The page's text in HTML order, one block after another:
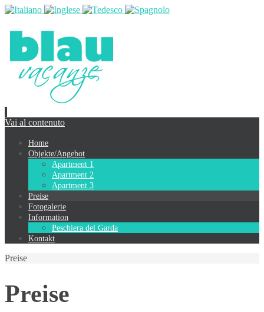
Vai al contenuto
Home
Objekte/Angebot
Apartment 1
Apartment 2
Apartment 3
Preise
Fotogalerie
Information
Peschiera del Garda
Kontakt
Preise
Preise